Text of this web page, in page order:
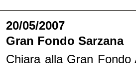
20/05/2007
Gran Fondo Sarzana
Chiara alla Gran